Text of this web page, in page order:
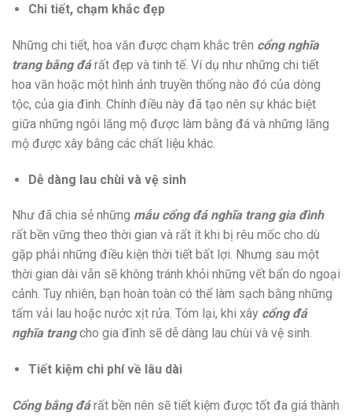
Chi tiết, chạm khắc đẹp
Những chi tiết, hoa văn được chạm khắc trên cổng nghĩa
trang bằng đárất đẹp và tinh tế. Ví dụ như những chi tiết
hoa văn hoặc một hình ảnh truyền thống nào đó của dòng
tộc, của gia đình. Chính điều này đã tạo nên sự khác biệt
giữa những ngôi lăng mộ được làm bằng đá và những lăng
mộ được xây bằng các chất liệu khác.
Dễ dàng lau chùi và vệ sinh
Như đã chia sẻ những mẫu cổng đá nghĩa trang gia đình
rất bền vững theo thời gian và rất ít khi bị rêu mốc cho dù
gặp phải những điều kiện thời tiết bất lợi. Nhưng sau một
thời gian dài vẫn sẽ không tránh khỏi những vết bẩn do ngoại
cảnh. Tuy nhiên, bạn hoàn toàn có thể làm sạch bằng những
tấm vải lau hoặc nước xịt rửa. Tóm lại, khi xây cổng đá
nghĩa trangcho gia đình sẽ dễ dàng lau chùi và vệ sinh.
Tiết kiệm chi phí về lâu dài
Cổng bằng đárất bền nên sẽ tiết kiệm được tốt đa giá thành